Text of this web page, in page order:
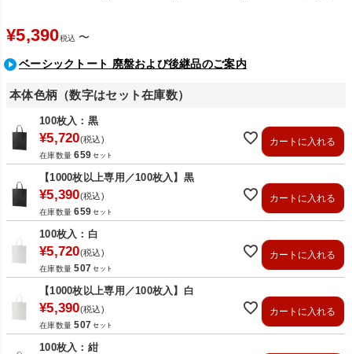
¥5,390税込 〜
ベーシックトート 廃盤および後継品のご案内
本体色柄（数字はセット在庫数）
100枚入：黒
¥5,720 税込
在庫数量 659
カートに入れる
【1000枚以上専用／100枚入】黒
¥5,390 税込
在庫数量 659
カートに入れる
100枚入：白
¥5,720 税込
在庫数量 507
カートに入れる
【1000枚以上専用／100枚入】白
¥5,390 税込
在庫数量 507
カートに入れる
100枚入：紺